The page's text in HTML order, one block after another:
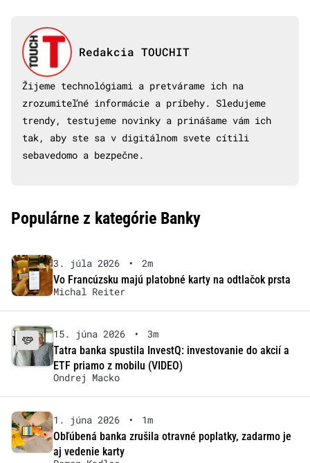
Redakcia TOUCHIT
Žijeme technológiami a pretvárame ich na
zrozumiteľné informácie a príbehy. Sledujeme
trendy, testujeme novinky a prinášame vám ich
tak, aby ste sa v digitálnom svete cítili
sebavedomo a bezpečne.
Populárne z kategórie Banky
3. júla 2026 •
2m
Vo Francúzsku majú platobné karty na odtlačok prsta
Michal Reiter
15. júna 2026 •
3m
Tatra banka spustila InvestQ: investovanie do akcií a
ETF priamo z mobilu (VIDEO)
Ondrej Macko
1. júna 2026 •
1m
Obľúbená banka zrušila otravné poplatky, zadarmo je
aj vedenie karty